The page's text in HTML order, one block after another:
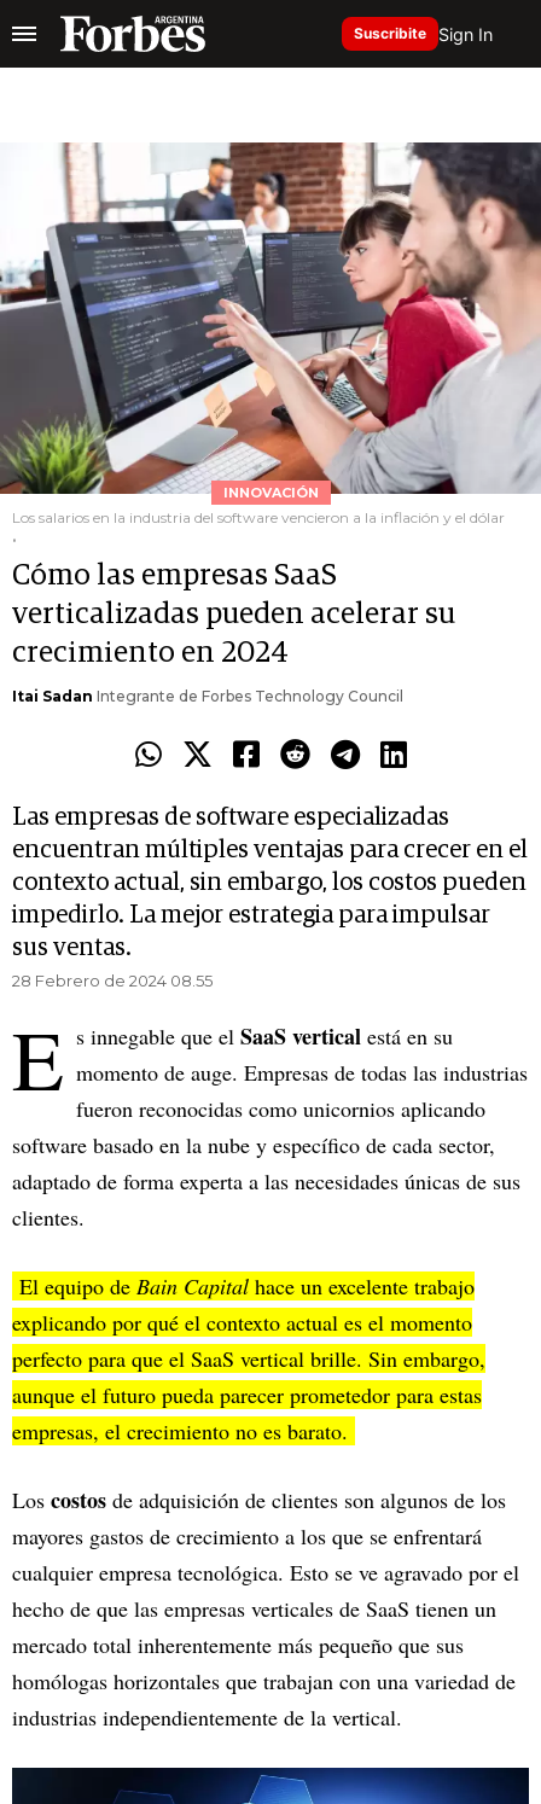
Suscribite Sign In
INNOVACIÓN
Los salarios en la industria del software vencieron a la inflación y el dólar
.
Cómo las empresas SaaS
verticalizadas pueden acelerar su
crecimiento en 2024
Itai Sadan Integrante de Forbes Technology Council
Las empresas de software especializadas
encuentran múltiples ventajas para crecer en el
contexto actual, sin embargo, los costos pueden
impedirlo. La mejor estrategia para impulsar
sus ventas.
28 Febrero de 2024 08.55
E s innegable que el SaaS vertical está en su
momento de auge. Empresas de todas las industrias
fueron reconocidas como unicornios aplicando
software basado en la nube y específico de cada sector,
adaptado de forma experta a las necesidades únicas de sus
clientes.
El equipo de Bain Capital hace un excelente trabajo
explicando por qué el contexto actual es el momento
perfecto para que el SaaS vertical brille. Sin embargo,
aunque el futuro pueda parecer prometedor para estas
empresas, el crecimiento no es barato.
Los costos de adquisición de clientes son algunos de los
mayores gastos de crecimiento a los que se enfrentará
cualquier empresa tecnológica. Esto se ve agravado por el
hecho de que las empresas verticales de SaaS tienen un
mercado total inherentemente más pequeño que sus
homólogas horizontales que trabajan con una variedad de
industrias independientemente de la vertical.